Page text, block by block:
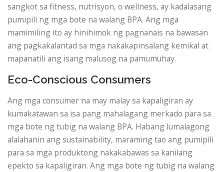
sangkot sa fitness, nutrisyon, o wellness, ay kadalasang
pumipili ng mga bote na walang BPA. Ang mga
mamimiling ito ay hinihimok ng pagnanais na bawasan
ang pagkakalantad sa mga nakakapinsalang kemikal at
mapanatili ang isang malusog na pamumuhay.
Eco-Conscious Consumers
Ang mga consumer na may malay sa kapaligiran ay
kumakatawan sa isa pang mahalagang merkado para sa
mga bote ng tubig na walang BPA. Habang lumalagong
alalahanin ang sustainability, maraming tao ang pumipili
para sa mga produktong nakakabawas sa kanilang
epekto sa kapaligiran. Ang mga bote ng tubig na walang